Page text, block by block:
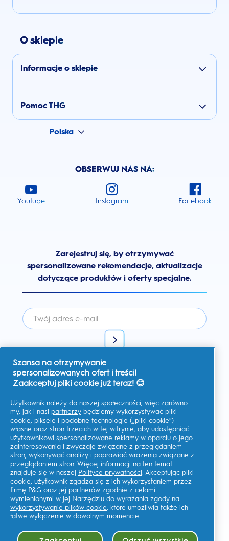
O sklepie
Informacje o sklepie
Pomoc THG
Polska
OBSERWUJ NAS NA:
Youtube Instagram Facebook
Zarejestruj się, by otrzymywać
spersonalizowane rekomendacje, aktualizacje
dotyczące produktów i oferty specjalne.
Wyrażam zgodę na otrzymywanie spersonalizowanej
komunikacji na temat ofert, aktualności i innych inicjatyw
promocyjnych od Oral-B i innych marek P&G
poczty elektronicznej i kanałów komunikacji online. W każdej
chwili mogę
zrezygnować z subskrypcji.
Firma Procter & Gamble, jako administrator danych, będzie
przetwarzać Twoje dane, aby umożliwić Ci rejestrację na tej
stronie, korzystanie z usług, a także, zależnie od udzielonej
zgody, wysyłać wiadomości marketingowe, w tym
spersonalizowane reklamy w mediach online.Dowiedz się
więcej.
Aby uzyskać więcej informacji na temat przetwarzania Twoich
danych osobowych i praw do prywatności, przeczytaj więcej
tutajlub zapoznaj się z naszą pełną Polityką ochrony
Prywatność .
Musisz mieć co najmniej 18 lat orazwyrazić zgodę na nasz
Regulamin .
Regulamin
Szansa na otrzymywanie
spersonalizowanych ofert i treści!
Zaakceptuj pliki cookie już teraz! 😊
Użytkownik należy do naszej społeczności, więc zarówno
my, jak i nasi partnerzy będziemy wykorzystywać pliki
cookie, piksele i podobne technologie („pliki cookie”)
własne oraz stron trzecich w tej witrynie, aby udostępniać
użytkownikowi spersonalizowane reklamy w oparciu o jego
zainteresowania i zwyczaje związane z przeglądaniem
stron, wykonywać analizy i poprawiać wrażenia związane z
przeglądaniem stron. Więcej informacji na ten temat
znajduje się w naszej Polityce prywatności. Akceptując pliki
cookie, użytkownik zgadza się z ich wykorzystaniem przez
firmę P&G oraz jej partnerów zgodnie z celami
wymienionymi w jej Narzędziu do wyrażania zgody na
wykorzystywanie plików cookie, które umożliwia także ich
łatwe wyłączenie w dowolnym momencie.